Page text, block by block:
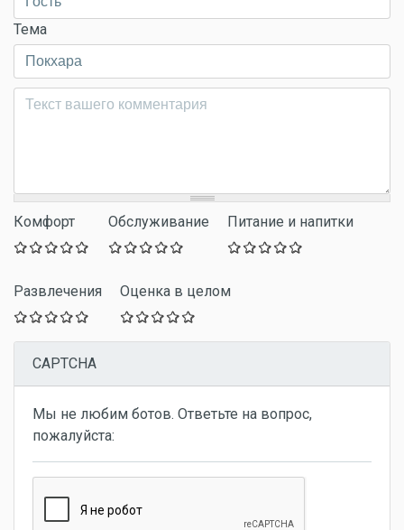
Тема
Комментарий*
Комфорт Обслуживание Питание и напитки
Развлечения Оценка в целом
CAPTCHA
Мы не любим ботов. Ответьте на вопрос,
пожалуйста: